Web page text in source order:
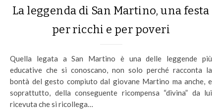
La leggenda di San Martino, una festa
per ricchi e per poveri
Quella legata a San Martino è una delle leggende più
educative che si conoscano, non solo perché racconta la
bontà del gesto compiuto dal giovane Martino ma anche, e
soprattutto, della conseguente ricompensa “divina” da lui
ricevuta che si ricollega…